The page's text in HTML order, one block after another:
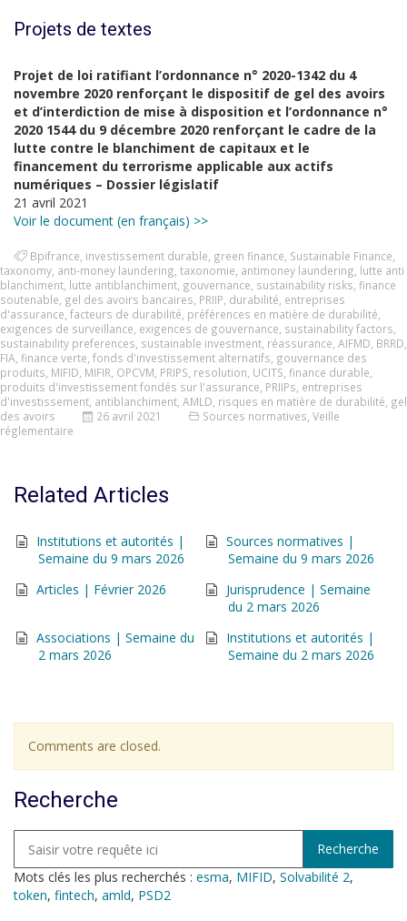
Projets de textes
Projet de loi ratifiant l’ordonnance n° 2020-1342 du 4
novembre 2020 renforçant le dispositif de gel des avoirs
et d’interdiction de mise à disposition et l’ordonnance n°
2020 1544 du 9 décembre 2020 renforçant le cadre de la
lutte contre le blanchiment de capitaux et le
financement du terrorisme applicable aux actifs
numériques – Dossier législatif
21 avril 2021
Voir le document (en français) >>
Bpifrance investissement durable green finance Sustainable Finance
taxonomy anti-money laundering taxonomie antimoney laundering lutte anti
blanchiment lutte antiblanchiment gouvernance sustainability risks finance
soutenable gel des avoirs bancaires PRIIP durabilité entreprises
d'assurance facteurs de durabilité préférences en matière de durabilité
exigences de surveillance exigences de gouvernance sustainability factors
sustainability preferences sustainable investment réassurance AIFMD BRRD
FIA finance verte fonds d'investissement alternatifs gouvernance des
produits MIFID MIFIR OPCVM PRIPS resolution UCITS finance durable
produits d'investissement fondés sur l'assurance PRIIPs entreprises
d'investissement antiblanchiment AMLD risques en matière de durabilité gel
des avoirs
26 avril 2021 Sources normatives Veille
réglementaire
Related Articles
Institutions et autorités |
Semaine du 9 mars 2026
Sources normatives |
Semaine du 9 mars 2026
Articles | Février 2026
Jurisprudence | Semaine
du 2 mars 2026
Associations | Semaine du
2 mars 2026
Institutions et autorités |
Semaine du 2 mars 2026
Comments are closed.
Recherche
Mots clés les plus recherchés : esma, MIFID, Solvabilité 2,
token, fintech, amld, PSD2